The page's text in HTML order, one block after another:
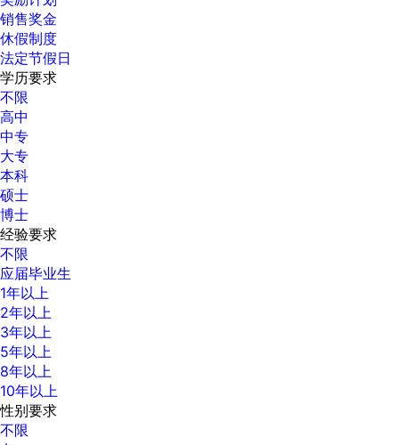
销售奖金
休假制度
法定节假日
学历要求
不限
高中
中专
大专
本科
硕士
博士
经验要求
不限
应届毕业生
1年以上
2年以上
3年以上
5年以上
8年以上
10年以上
性别要求
不限